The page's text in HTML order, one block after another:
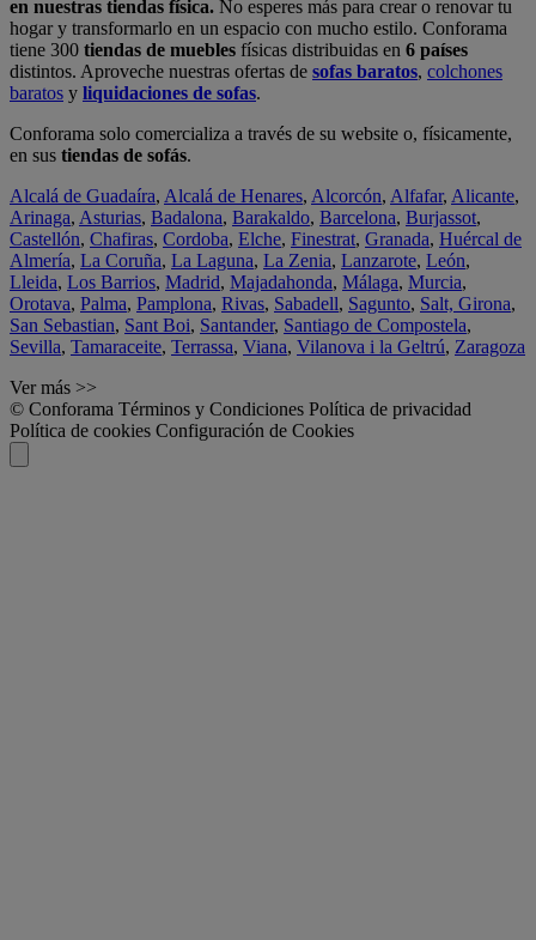
en nuestras tiendas física. No esperes más para crear o renovar tu
hogar y transformarlo en un espacio con mucho estilo. Conforama
tiene 300 tiendas de muebles físicas distribuidas en 6 países
distintos. Aproveche nuestras ofertas de sofas baratos, colchones
baratos y liquidaciones de sofas.
Conforama solo comercializa a través de su website o, físicamente,
en sus tiendas de sofás.
Alcalá de Guadaíra, Alcalá de Henares, Alcorcón, Alfafar, Alicante,
Arinaga, Asturias, Badalona, Barakaldo, Barcelona, Burjassot,
Castellón, Chafiras, Cordoba, Elche, Finestrat, Granada, Huércal de
Almería, La Coruña, La Laguna, La Zenia, Lanzarote, León,
Lleida, Los Barrios, Madrid, Majadahonda, Málaga, Murcia,
Orotava, Palma, Pamplona, Rivas, Sabadell, Sagunto, Salt, Girona,
San Sebastian, Sant Boi, Santander, Santiago de Compostela,
Sevilla, Tamaraceite, Terrassa, Viana, Vilanova i la Geltrú, Zaragoza
Ver más >>
© Conforama Términos y Condiciones Política de privacidad
Política de cookies Configuración de Cookies